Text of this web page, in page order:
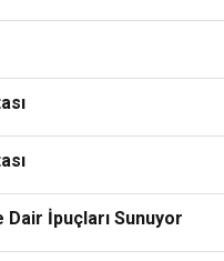
İpuçları Sunuyor